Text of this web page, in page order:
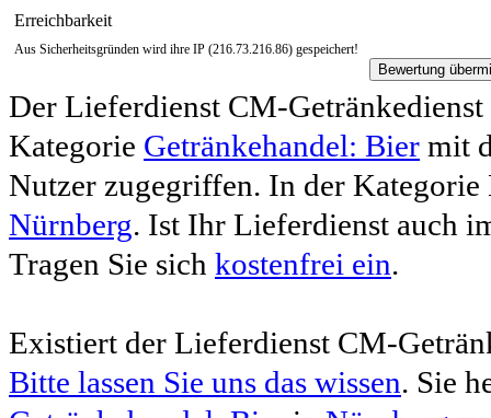
Erreichbarkeit
Aus Sicherheitsgründen wird ihre IP (216.73.216.86) gespeichert!
Der Lieferdienst CM-
Kategorie Getränkehandel: Bier mit
Nutzer zugegriffen. In der
Nürnberg. Ist Ihr Lieferdienst auch
Tragen Sie sich kostenfrei ein.
Existiert der Lieferdienst CM-
Bitte lassen Sie uns das wissen. Sie